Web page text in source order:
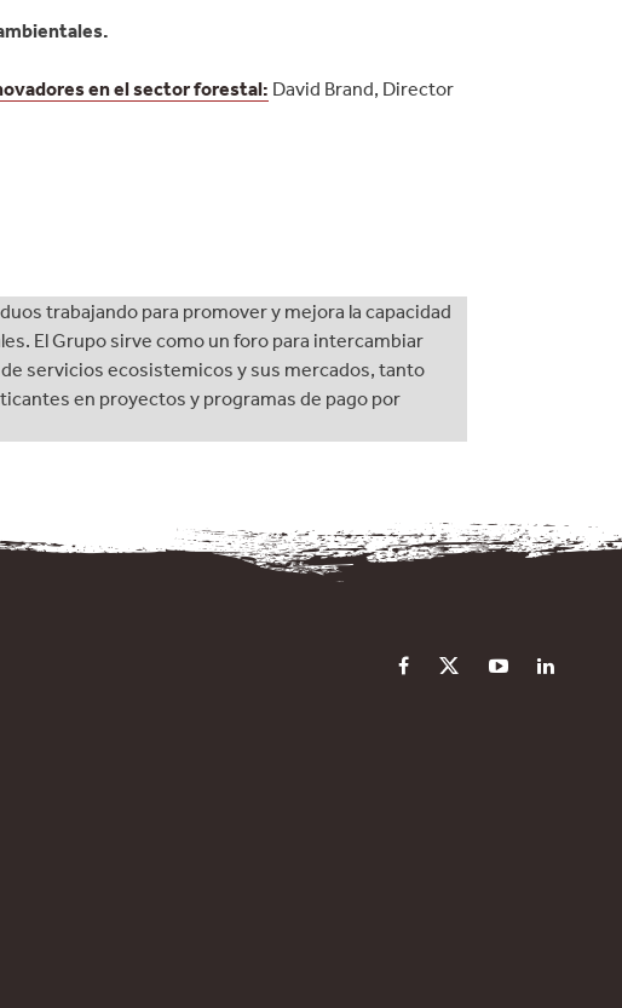
en el sector forestal: David Brand, Director
trabajando para promover y mejora la capacidad
El Grupo sirve como un foro para intercambiar
servicios ecosistemicos y sus mercados, tanto
en proyectos y programas de pago por